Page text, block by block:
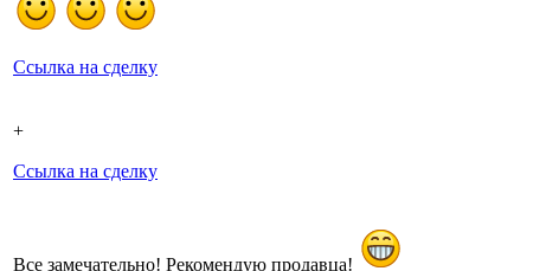
Ссылка на сделку
+
Ссылка на сделку
Все замечательно! Рекомендую продавца!